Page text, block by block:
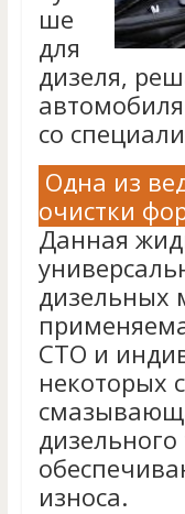
ше
для
дизеля,
со
Одна из
очистки
Данная
дизельных
СТО и
некоторых
износа.